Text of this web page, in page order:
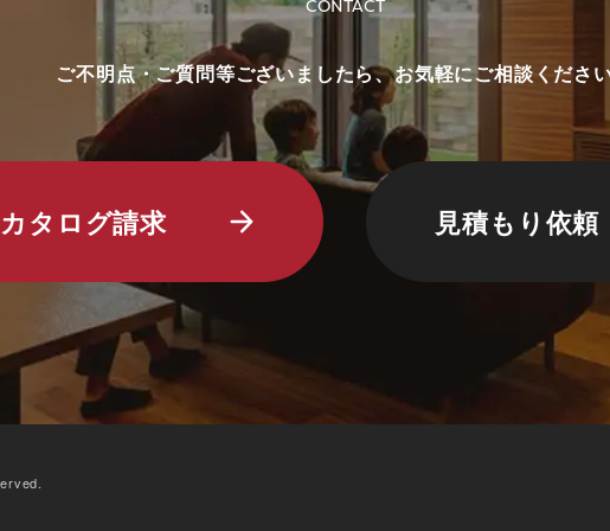
CONTACT
ご不明点・ご質問等ございましたら、お気軽にご相談くださ
タログ請求 見積もり依頼